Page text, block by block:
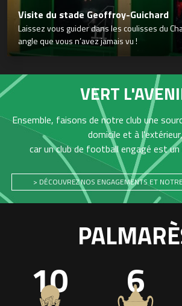
Visite du stade Geoffroy-Guichard
Laissez vous guider dans les coulisses du
angle que vous n’avez jamais vu !
VERT
Ensemble, faisons de notre club une
domicile et à l'extérieur,
car un club de football engagé est
> DÉCOUVREZ NOS ENGAGEMENTS ET
10 6